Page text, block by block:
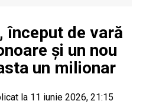
început de vară
și un nou
un milionar
la 11 iunie 2026, 21:15